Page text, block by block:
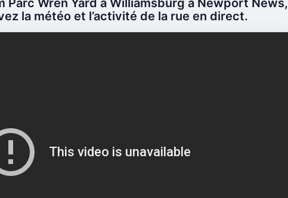
Parc Wren Yard à Williamsburg à Newport News,
la météo et l’activité de la rue en direct.